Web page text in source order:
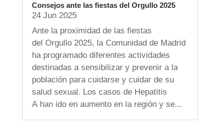
Consejos ante las fiestas del Orgullo 2025
24 Jun 2025
Ante la proximidad de las fiestas
del Orgullo 2025, la Comunidad de Madrid
ha programado diferentes actividades
destinadas a sensibilizar y prevenir a la
población para cuidarse y cuidar de su
salud sexual. Los casos de Hepatitis
A han ido en aumento en la región y se...